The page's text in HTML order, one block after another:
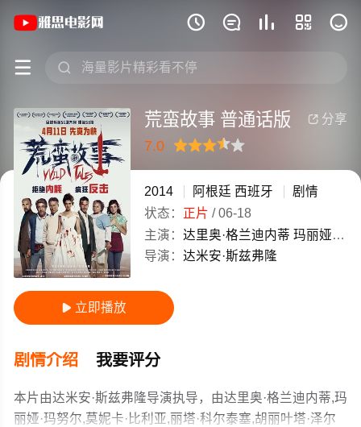
    
 
《荒蛮故事 普通话版》(2014)阿根廷 /
 分享
荒蛮故事 普通话版
7.0
很差较差还行推荐力荐
2014 阿根廷 西班牙
剧情
状态： 正片 /06-18
主演： 达里奥·格兰迪内蒂 玛丽娅·玛努尔
导演： 达米安·斯兹弗隆
 立即播放
剧情介绍 我要评分
本片由达米安·斯兹弗隆导演执导，由达里奥·格兰迪内蒂,玛
丽娅·玛努尔,莫妮卡·比利亚,丽塔·科尔泰塞,胡丽叶塔·泽尔